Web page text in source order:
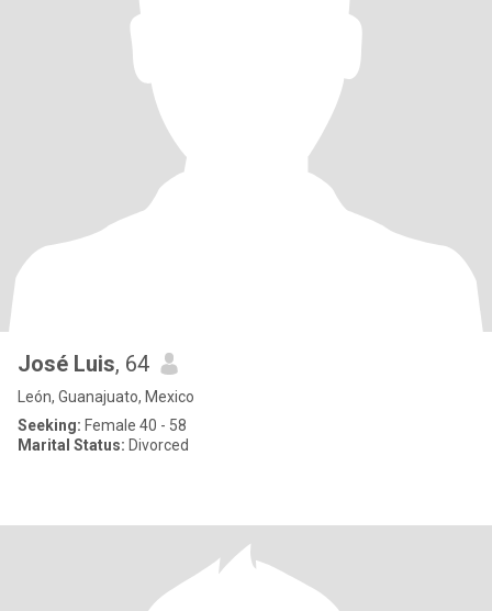
José Luis, 64
León, Guanajuato, Mexico
Seeking: Female 40 - 58
Marital Status: Divorced